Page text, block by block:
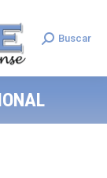
Search:
Buscar